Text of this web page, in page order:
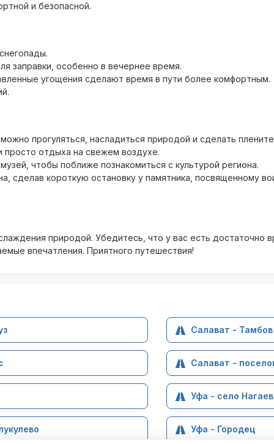
и безопасной.
заправки, особенно в вечернее время.
угощения сделают время в пути более комфортным.
прогуляться, насладиться природой и сделать
просто отдыха на свежем воздухе.
чтобы поближе познакомиться с культурой региона.
сделав короткую остановку у памятника, посвященному
природой. Убедитесь, что у вас есть достаточно
впечатления. Приятного путешествия!
Салават - Тамбов
Салават -
Уфа - село
Уфа - Городец